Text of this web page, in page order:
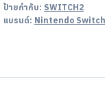
ป้ายกำกับ: SWITCH2
แบรนด์: Nintendo Switch